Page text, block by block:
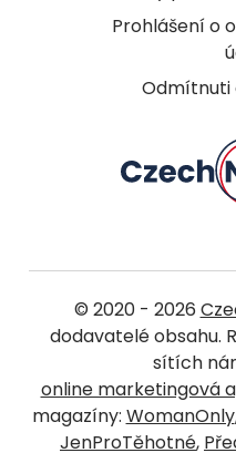
Prohlášení o
Odmítnuti
© 2020 - 2026
dodavatelé obsahu.
sítích
online marketingová
magazíny: WomanOnly
JenProTěhotné,